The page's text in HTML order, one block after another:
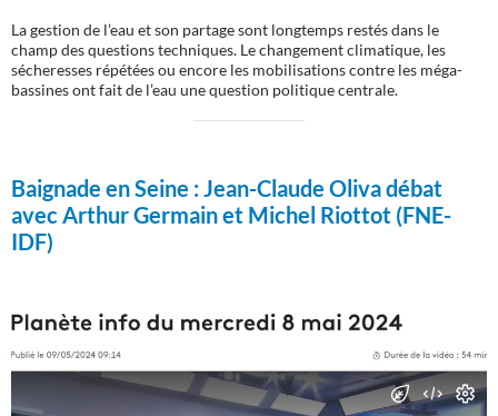
La gestion de l’eau et son partage sont longtemps restés dans le
champ des questions techniques. Le changement climatique, les
sécheresses répétées ou encore les mobilisations contre les méga-
bassines ont fait de l’eau une question politique centrale.
Baignade en Seine :Jean-Claude Oliva débat
avec Arthur Germain et Michel Riottot (FNE-
IDF)